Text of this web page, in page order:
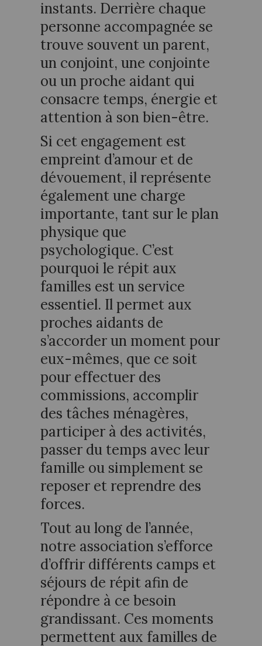
instants. Derrière chaque
personne accompagnée se
trouve souvent un parent,
un conjoint, une conjointe
ou un proche aidant qui
consacre temps, énergie et
attention à son bien-être.
Si cet engagement est
empreint d’amour et de
dévouement, il représente
également une charge
importante, tant sur le plan
physique que
psychologique. C’est
pourquoi le répit aux
familles est un service
essentiel. Il permet aux
proches aidants de
s’accorder un moment pour
eux-mêmes, que ce soit
pour effectuer des
commissions, accomplir
des tâches ménagères,
participer à des activités,
passer du temps avec leur
famille ou simplement se
reposer et reprendre des
forces.
Tout au long de l’année,
notre association s’efforce
d’offrir différents camps et
séjours de répit afin de
répondre à ce besoin
grandissant. Ces moments
permettent aux familles de